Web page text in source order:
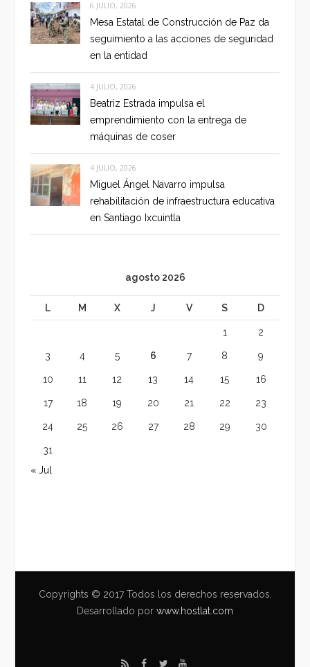
6 JULIO, 2026
Mesa Estatal de Construcción de Paz da
seguimiento a las acciones de seguridad
en la entidad
4 JULIO, 2026
Beatriz Estrada impulsa el
emprendimiento con la entrega de
máquinas de coser
4 JULIO, 2026
Miguel Ángel Navarro impulsa
rehabilitación de infraestructura educativa
en Santiago Ixcuintla
agosto 2026
L M X J V S D
1 2
3 4 5 6 7 8 9
10 11 12 13 14 15 16
17 18 19 20 21 22 23
24 25 26 27 28 29 30
31
« Jul
Copyrights © 2017 Todos los derechos reservados.
Desarrollado por www.hostlat.com
R F T Y